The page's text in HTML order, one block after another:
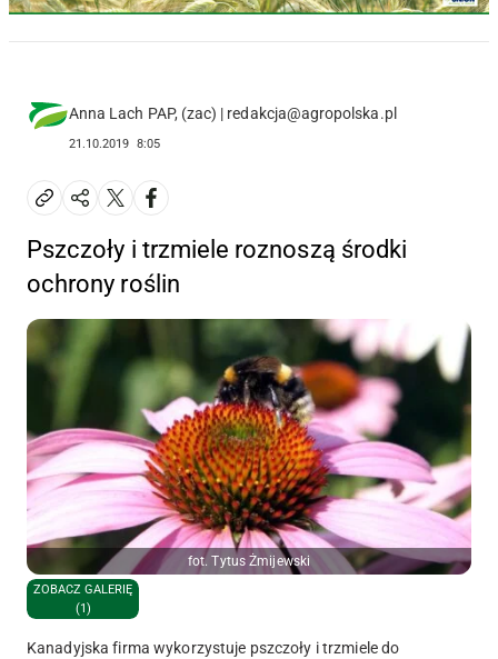
Anna Lach PAP, (zac) | redakcja@agropolska.pl
21.10.2019 8:05
Pszczoły i trzmiele roznoszą środki
ochrony roślin
fot. Tytus Żmijewski
ZOBACZ GALERIĘ
(1)
Kanadyjska firma wykorzystuje pszczoły i trzmiele do